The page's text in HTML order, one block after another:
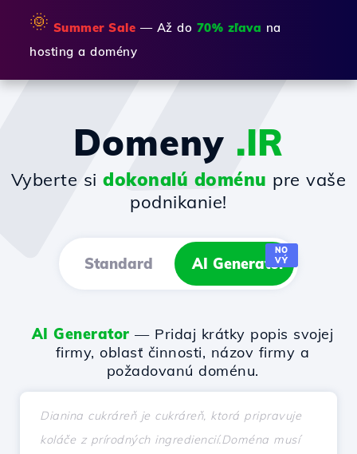
🌞 Summer Sale — Až do 70% zľava na
hosting a domény
Domeny .IR
Vyberte sidokonalú doménu pre vaše
podnikanie!
Standard AI Generator
NO
VÝ
AI Generator — Pridaj krátky popis svojej
firmy, oblasť činnosti, názov firmy a
požadovanú doménu.